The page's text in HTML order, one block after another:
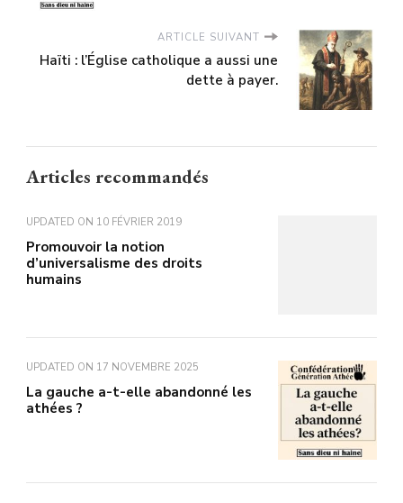
ARTICLE SUIVANT
Haïti : l’Église catholique a aussi une
dette à payer.
Articles recommandés
UPDATED ON 10 FÉVRIER 2019
Promouvoir la notion
d’universalisme des droits
humains
UPDATED ON 17 NOVEMBRE 2025
La gauche a-t-elle abandonné les
athées ?